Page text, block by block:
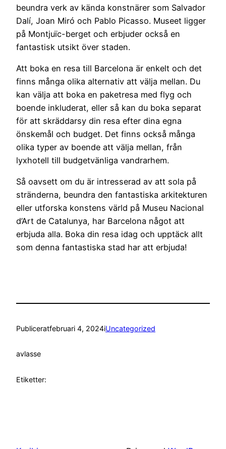
beundra verk av kända konstnärer som Salvador
Dalí, Joan Miró och Pablo Picasso. Museet ligger
på Montjuïc-berget och erbjuder också en
fantastisk utsikt över staden.
Att boka en resa till Barcelona är enkelt och det
finns många olika alternativ att välja mellan. Du
kan välja att boka en paketresa med flyg och
boende inkluderat, eller så kan du boka separat
för att skräddarsy din resa efter dina egna
önskemål och budget. Det finns också många
olika typer av boende att välja mellan, från
lyxhotell till budgetvänliga vandrarhem.
Så oavsett om du är intresserad av att sola på
stränderna, beundra den fantastiska arkitekturen
eller utforska konstens värld på Museu Nacional
d’Art de Catalunya, har Barcelona något att
erbjuda alla. Boka din resa idag och upptäck allt
som denna fantastiska stad har att erbjuda!
Publiceratfebruari 4, 2024iUncategorized
avlasse
Etiketter: